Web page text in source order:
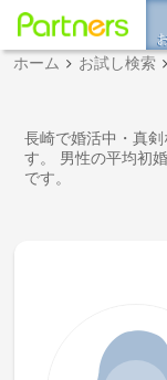
ホーム お試し検索
長崎で婚活中・真
す。 男性の平均初
です。